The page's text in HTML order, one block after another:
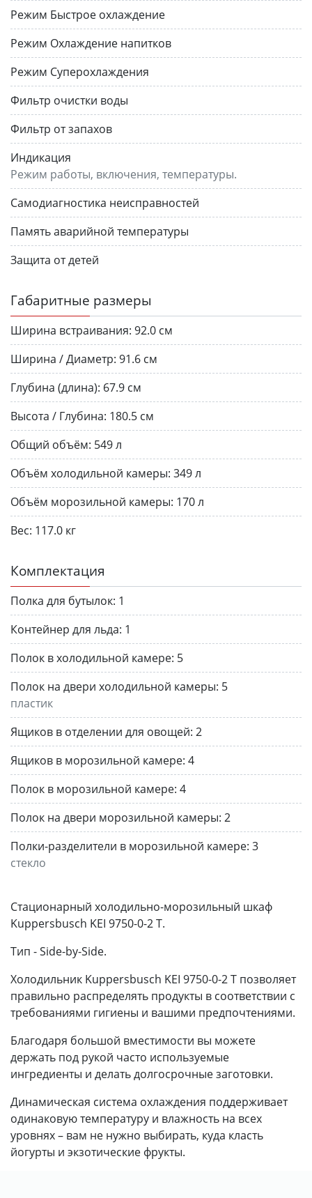
Режим Быстрое охлаждение
Режим Охлаждение напитков
Режим Суперохлаждения
Фильтр очистки воды
Фильтр от запахов
Индикация
Режим работы, включения, температуры.
Самодиагностика неисправностей
Память аварийной температуры
Защита от детей
Габаритные размеры
Ширина встраивания: 92.0 см
Ширина / Диаметр: 91.6 см
Глубина (длина): 67.9 см
Высота / Глубина: 180.5 см
Общий объём: 549 л
Объём холодильной камеры: 349 л
Объём морозильной камеры: 170 л
Вес: 117.0 кг
Комплектация
Полка для бутылок: 1
Контейнер для льда: 1
Полок в холодильной камере: 5
Полок на двери холодильной камеры: 5
пластик
Ящиков в отделении для овощей: 2
Ящиков в морозильной камере: 4
Полок в морозильной камере: 4
Полок на двери морозильной камеры: 2
Полки-разделители в морозильной камере: 3
стекло
Стационарный холодильно-морозильный шкаф
Kuppersbusch KEI 9750-0-2 T.
Тип - Side-by-Side.
Холодильник Kuppersbusch KEI 9750-0-2 T позволяет
правильно распределять продукты в соответствии с
требованиями гигиены и вашими предпочтениями.
Благодаря большой вместимости вы можете
держать под рукой часто используемые
ингредиенты и делать долгосрочные заготовки.
Динамическая система охлаждения поддерживает
одинаковую температуру и влажность на всех
уровнях – вам не нужно выбирать, куда класть
йогурты и экзотические фрукты.